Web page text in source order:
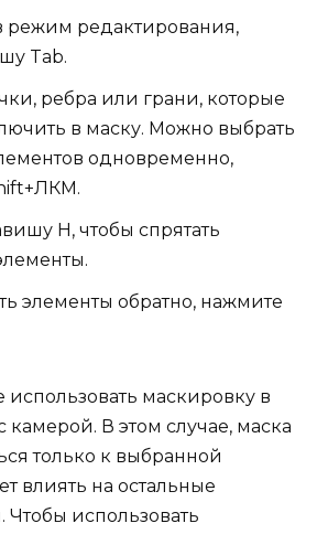
режим редактирования,
Tab.
ребра или грани, которые
в маску. Можно выбрать
одновременно,
H, чтобы спрятать
элементы обратно, нажмите
использовать маскировку в
В этом случае, маска
только к выбранной
влиять на остальные
использовать